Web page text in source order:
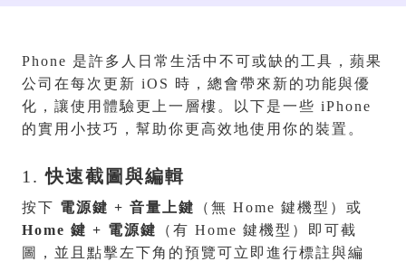
Phone 是許多人日常生活中不可或缺的工具，蘋果
公司在每次更新 iOS 時，總會帶來新的功能與優
化，讓使用體驗更上一層樓。以下是一些 iPhone
的實用小技巧，幫助你更高效地使用你的裝置。
1.快速截圖與編輯
按下 電源鍵 + 音量上鍵
（無 Home 鍵機型）或
Home 鍵 + 電源鍵
（有 Home 鍵機型）即可截
圖，並且點擊左下角的預覽可立即進行標註與編